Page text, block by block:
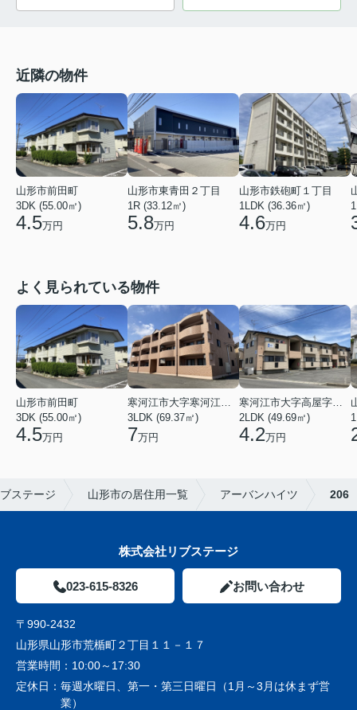
近隣の物件
山形市前田町
3DK (55.00㎡)
4.5万円
山形市東青田２丁目
1R (33.12㎡)
5.8万円
山形市鉄砲町１丁目
1LDK (36.36㎡)
4.6万円
よく見られている物件
山形市前田町
3DK (55.00㎡)
4.5万円
3LDK (69.37㎡)
7万円
2LDK (49.69㎡)
4.2万円
ステージ 山形市の居住用一覧 アーバンハイツ 206
株式会社リブステージ
023-615-8326 お問い合わせ
〒990-2432
山形県山形市荒楯町２丁目１１－１７
営業時間： 10:00～17:30
定休日： 毎週水曜日、第一・第三日曜日（1月～3月は休まず営
業）